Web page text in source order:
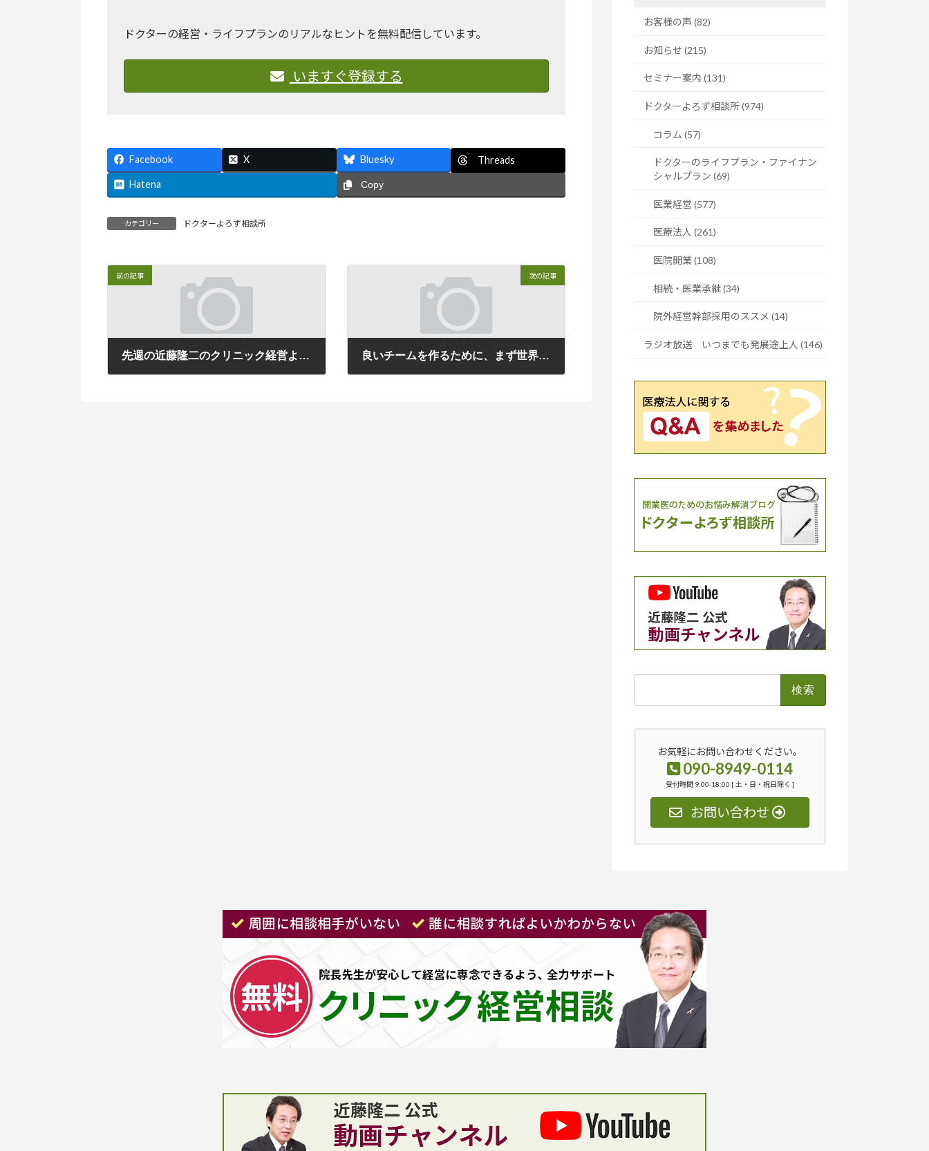
ドクターの経営・ライフプランのリアルなヒントを無料配信しています。
いますぐ登録する
Facebook X Bluesky Threads
Hatena Copy
カテゴリー ドクターよろず相談所
前の記事
先週の近藤隆二のクリニック経営よもやま話
次の記事
良いチームを作るために、まず世界観を明らかにする【ラジオ番組のご案内】
お客様の声 (82)
お知らせ (215)
セミナー案内 (131)
ドクターよろず相談所 (974)
コラム (57)
ドクターのライフプラン・ファイナン
シャルプラン (69)
医業経営 (577)
医療法人 (261)
医院開業 (108)
相続・医業承継 (34)
院外経営幹部採用のススメ (14)
ラジオ放送 いつまでも発展途上人 (146)
お気軽にお問い合わせください。
090-8949-0114
受付時間 9:00-18:00 [ 土・日・祝日除く ]
お問い合わせ